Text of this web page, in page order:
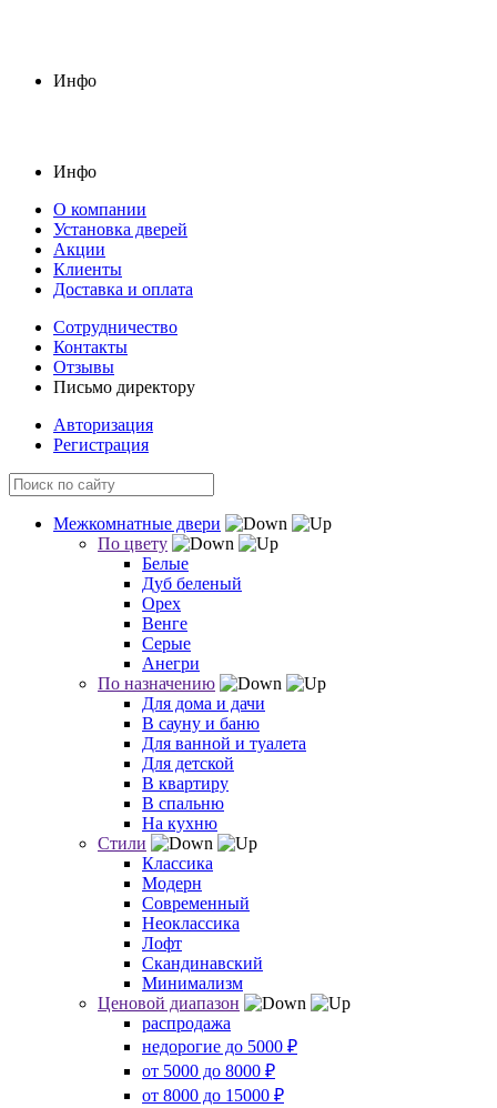
Инфо
Инфо
О компании
Установка дверей
Акции
Клиенты
Доставка и оплата
Сотрудничество
Контакты
Отзывы
Письмо директору
Авторизация
Регистрация
Межкомнатные двери
По цвету
Белые
Дуб беленый
Орех
Венге
Серые
Анегри
По назначению
Для дома и дачи
В сауну и баню
Для ванной и туалета
Для детской
В квартиру
В спальню
На кухню
Стили
Классика
Модерн
Современный
Неоклассика
Лофт
Скандинавский
Минимализм
Ценовой диапазон
распродажа
недорогие до 5000 ₽
от 5000 до 8000 ₽
от 8000 до 15000 ₽